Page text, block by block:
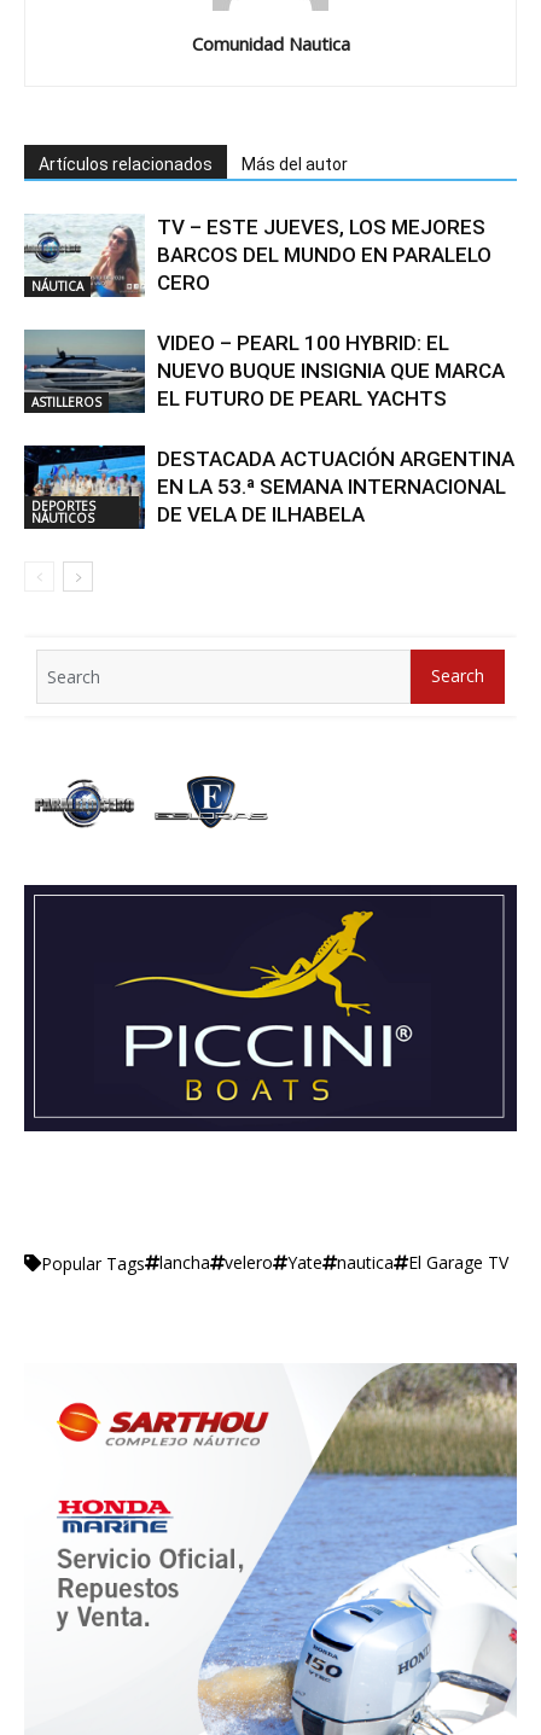
Comunidad Nautica
Artículos relacionados Más del autor
NÁUTICA
TV – ESTE JUEVES, LOS MEJORES
BARCOS DEL MUNDO EN PARALELO
CERO
ASTILLEROS
VIDEO – PEARL 100 HYBRID: EL
NUEVO BUQUE INSIGNIA QUE MARCA
EL FUTURO DE PEARL YACHTS
DEPORTES
NÁUTICOS
DESTACADA ACTUACIÓN ARGENTINA
EN LA 53.ª SEMANA INTERNACIONAL
DE VELA DE ILHABELA
for:
Search
Popular Tags lancha velero Yate nautica El Garage TV